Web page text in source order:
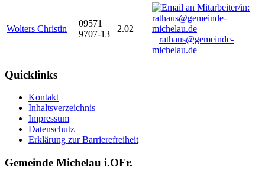
Wolters Christin
09571
9707-13
2.02
rathaus@gemeinde-
michelau.de
Quicklinks
Kontakt
Inhaltsverzeichnis
Impressum
Datenschutz
Erklärung zur Barrierefreiheit
Gemeinde Michelau i.OFr.